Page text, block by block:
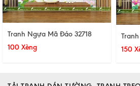
Tranh Ngựa Mã Đáo 32718
100 Xèng
150